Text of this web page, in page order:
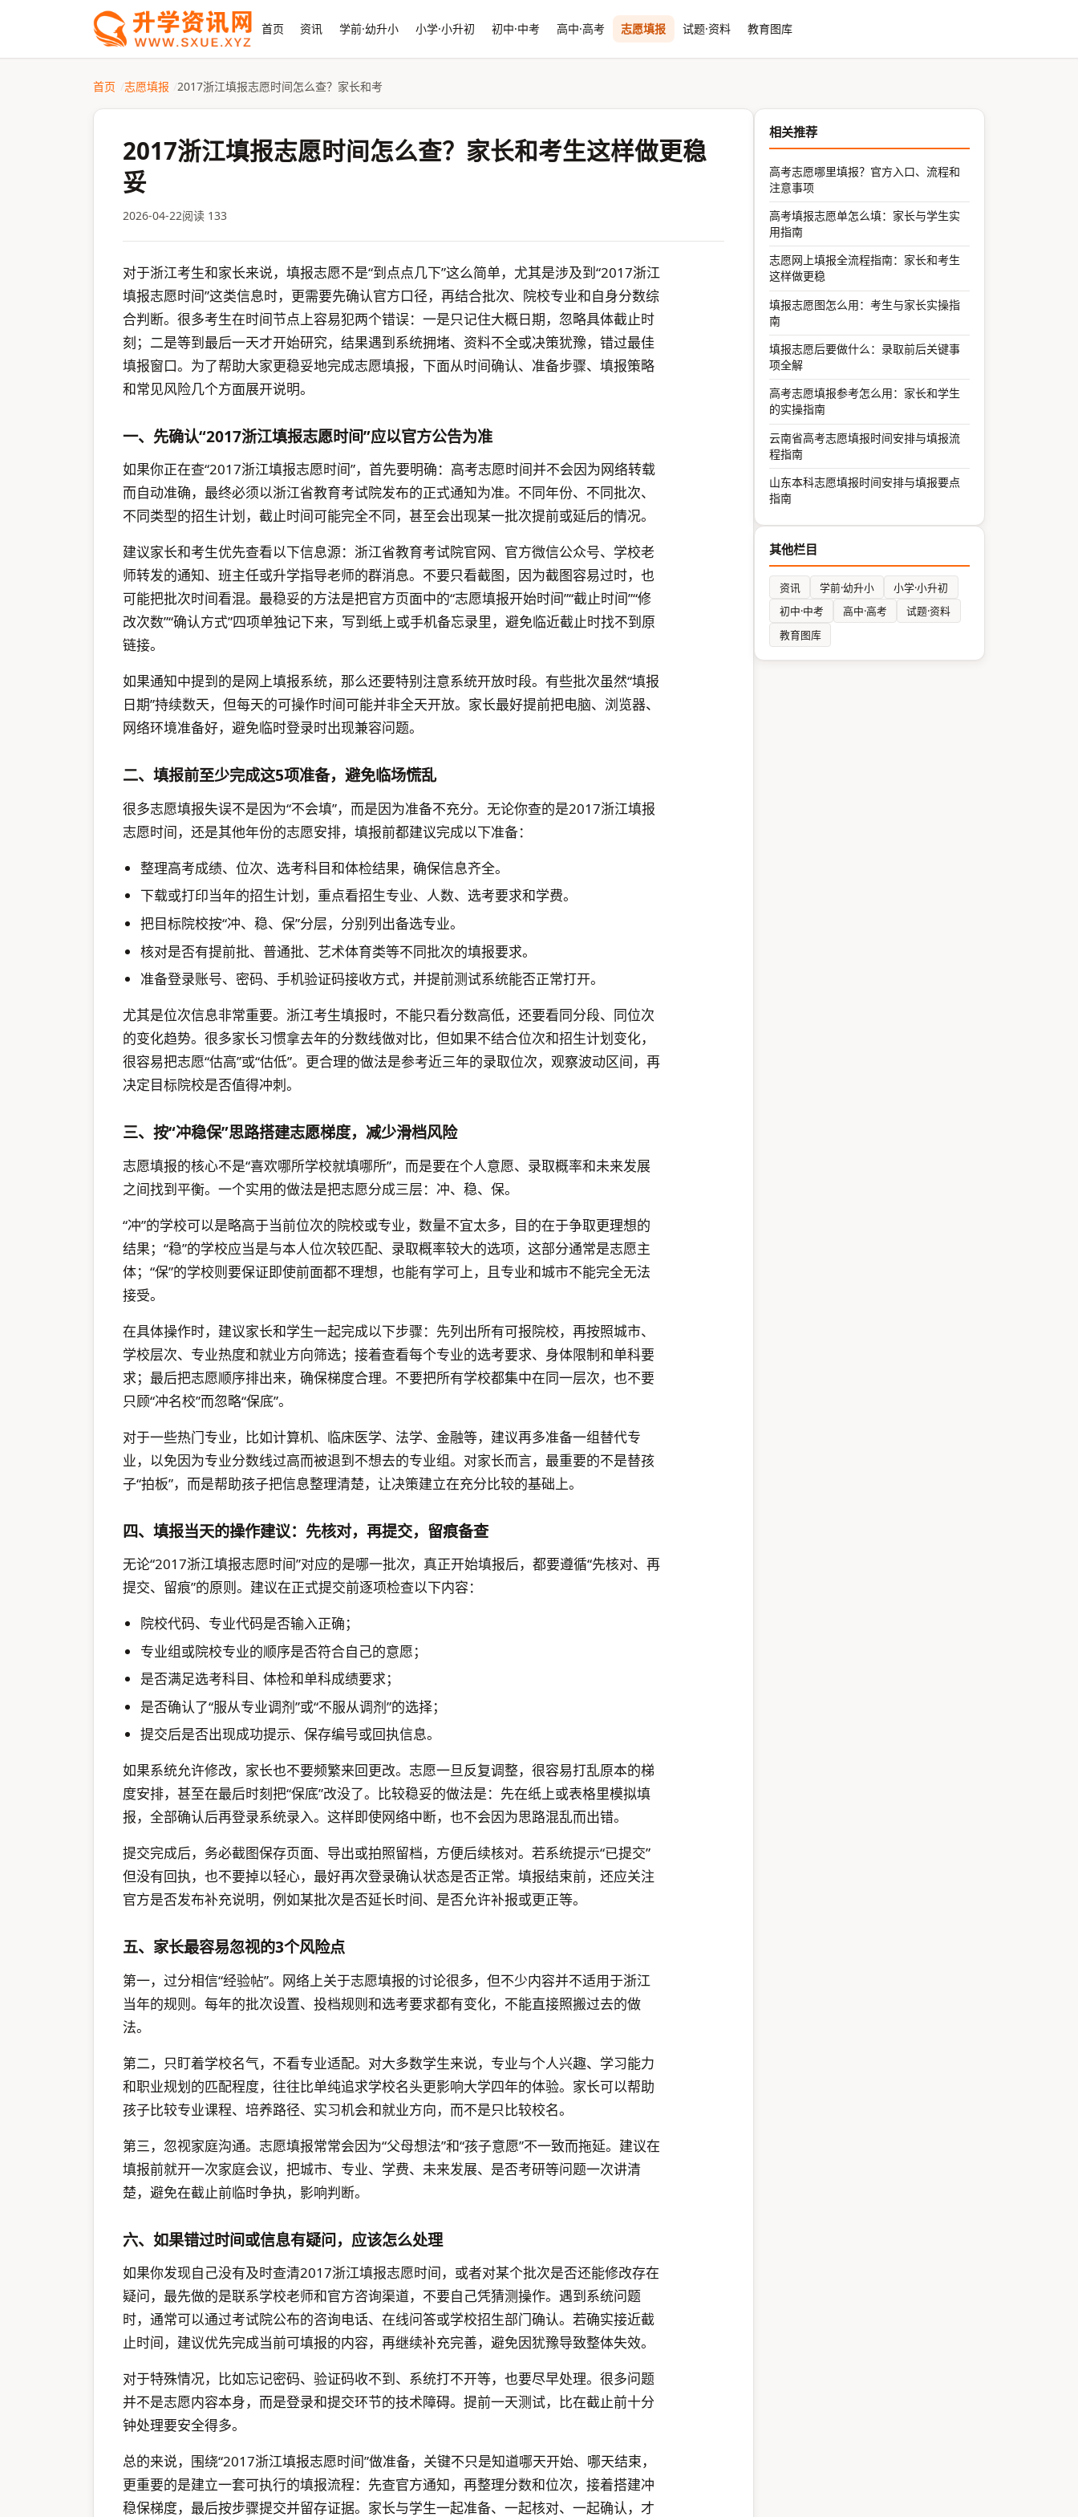
首页 资讯 学前·幼升小 小学·小升初 初中·中考 高中·高考 志愿填报 试题·资料 教育图库
首页 志愿填报 2017浙江填报志愿时间怎么查？家长和考
2017浙江填报志愿时间怎么查？家长和考生这样做更稳
妥
2026-04-22阅读 133
对于浙江考生和家长来说，填报志愿不是“到点点几下”这么简单，尤其是涉及到“2017浙江
填报志愿时间”这类信息时，更需要先确认官方口径，再结合批次、院校专业和自身分数综
合判断。很多考生在时间节点上容易犯两个错误：一是只记住大概日期，忽略具体截止时
刻；二是等到最后一天才开始研究，结果遇到系统拥堵、资料不全或决策犹豫，错过最佳
填报窗口。为了帮助大家更稳妥地完成志愿填报，下面从时间确认、准备步骤、填报策略
和常见风险几个方面展开说明。
一、先确认“2017浙江填报志愿时间”应以官方公告为准
如果你正在查“2017浙江填报志愿时间”，首先要明确：高考志愿时间并不会因为网络转载
而自动准确，最终必须以浙江省教育考试院发布的正式通知为准。不同年份、不同批次、
不同类型的招生计划，截止时间可能完全不同，甚至会出现某一批次提前或延后的情况。
建议家长和考生优先查看以下信息源：浙江省教育考试院官网、官方微信公众号、学校老
师转发的通知、班主任或升学指导老师的群消息。不要只看截图，因为截图容易过时，也
可能把批次时间看混。最稳妥的方法是把官方页面中的“志愿填报开始时间”“截止时间”“修
改次数”“确认方式”四项单独记下来，写到纸上或手机备忘录里，避免临近截止时找不到原
链接。
如果通知中提到的是网上填报系统，那么还要特别注意系统开放时段。有些批次虽然“填报
日期”持续数天，但每天的可操作时间可能并非全天开放。家长最好提前把电脑、浏览器、
网络环境准备好，避免临时登录时出现兼容问题。
二、填报前至少完成这5项准备，避免临场慌乱
很多志愿填报失误不是因为“不会填”，而是因为准备不充分。无论你查的是2017浙江填报
志愿时间，还是其他年份的志愿安排，填报前都建议完成以下准备：
整理高考成绩、位次、选考科目和体检结果，确保信息齐全。
下载或打印当年的招生计划，重点看招生专业、人数、选考要求和学费。
把目标院校按“冲、稳、保”分层，分别列出备选专业。
核对是否有提前批、普通批、艺术体育类等不同批次的填报要求。
准备登录账号、密码、手机验证码接收方式，并提前测试系统能否正常打开。
尤其是位次信息非常重要。浙江考生填报时，不能只看分数高低，还要看同分段、同位次
的变化趋势。很多家长习惯拿去年的分数线做对比，但如果不结合位次和招生计划变化，
很容易把志愿“估高”或“估低”。更合理的做法是参考近三年的录取位次，观察波动区间，再
决定目标院校是否值得冲刺。
三、按“冲稳保”思路搭建志愿梯度，减少滑档风险
志愿填报的核心不是“喜欢哪所学校就填哪所”，而是要在个人意愿、录取概率和未来发展
之间找到平衡。一个实用的做法是把志愿分成三层：冲、稳、保。
“冲”的学校可以是略高于当前位次的院校或专业，数量不宜太多，目的在于争取更理想的
结果；“稳”的学校应当是与本人位次较匹配、录取概率较大的选项，这部分通常是志愿主
体；“保”的学校则要保证即使前面都不理想，也能有学可上，且专业和城市不能完全无法
接受。
在具体操作时，建议家长和学生一起完成以下步骤：先列出所有可报院校，再按照城市、
学校层次、专业热度和就业方向筛选；接着查看每个专业的选考要求、身体限制和单科要
求；最后把志愿顺序排出来，确保梯度合理。不要把所有学校都集中在同一层次，也不要
只顾“冲名校”而忽略“保底”。
对于一些热门专业，比如计算机、临床医学、法学、金融等，建议再多准备一组替代专
业，以免因为专业分数线过高而被退到不想去的专业组。对家长而言，最重要的不是替孩
子“拍板”，而是帮助孩子把信息整理清楚，让决策建立在充分比较的基础上。
四、填报当天的操作建议：先核对，再提交，留痕备查
无论“2017浙江填报志愿时间”对应的是哪一批次，真正开始填报后，都要遵循“先核对、再
提交、留痕”的原则。建议在正式提交前逐项检查以下内容：
院校代码、专业代码是否输入正确；
专业组或院校专业的顺序是否符合自己的意愿；
是否满足选考科目、体检和单科成绩要求；
是否确认了“服从专业调剂”或“不服从调剂”的选择；
提交后是否出现成功提示、保存编号或回执信息。
如果系统允许修改，家长也不要频繁来回更改。志愿一旦反复调整，很容易打乱原本的梯
度安排，甚至在最后时刻把“保底”改没了。比较稳妥的做法是：先在纸上或表格里模拟填
报，全部确认后再登录系统录入。这样即使网络中断，也不会因为思路混乱而出错。
提交完成后，务必截图保存页面、导出或拍照留档，方便后续核对。若系统提示“已提交”
但没有回执，也不要掉以轻心，最好再次登录确认状态是否正常。填报结束前，还应关注
官方是否发布补充说明，例如某批次是否延长时间、是否允许补报或更正等。
五、家长最容易忽视的3个风险点
第一，过分相信“经验帖”。网络上关于志愿填报的讨论很多，但不少内容并不适用于浙江
当年的规则。每年的批次设置、投档规则和选考要求都有变化，不能直接照搬过去的做
法。
第二，只盯着学校名气，不看专业适配。对大多数学生来说，专业与个人兴趣、学习能力
和职业规划的匹配程度，往往比单纯追求学校名头更影响大学四年的体验。家长可以帮助
孩子比较专业课程、培养路径、实习机会和就业方向，而不是只比较校名。
第三，忽视家庭沟通。志愿填报常常会因为“父母想法”和“孩子意愿”不一致而拖延。建议在
填报前就开一次家庭会议，把城市、专业、学费、未来发展、是否考研等问题一次讲清
楚，避免在截止前临时争执，影响判断。
六、如果错过时间或信息有疑问，应该怎么处理
如果你发现自己没有及时查清2017浙江填报志愿时间，或者对某个批次是否还能修改存在
疑问，最先做的是联系学校老师和官方咨询渠道，不要自己凭猜测操作。遇到系统问题
时，通常可以通过考试院公布的咨询电话、在线问答或学校招生部门确认。若确实接近截
止时间，建议优先完成当前可填报的内容，再继续补充完善，避免因犹豫导致整体失效。
对于特殊情况，比如忘记密码、验证码收不到、系统打不开等，也要尽早处理。很多问题
并不是志愿内容本身，而是登录和提交环节的技术障碍。提前一天测试，比在截止前十分
钟处理要安全得多。
总的来说，围绕“2017浙江填报志愿时间”做准备，关键不只是知道哪天开始、哪天结束，
更重要的是建立一套可执行的填报流程：先查官方通知，再整理分数和位次，接着搭建冲
稳保梯度，最后按步骤提交并留存证据。家长与学生一起准备、一起核对、一起确认，才
相关推荐
高考志愿哪里填报？官方入口、流程和
注意事项
高考填报志愿单怎么填：家长与学生实
用指南
志愿网上填报全流程指南：家长和考生
这样做更稳
填报志愿图怎么用：考生与家长实操指
南
填报志愿后要做什么：录取前后关键事
项全解
高考志愿填报参考怎么用：家长和学生
的实操指南
云南省高考志愿填报时间安排与填报流
程指南
山东本科志愿填报时间安排与填报要点
指南
其他栏目
资讯 学前·幼升小
小学·小升初
初中·中考
高中·高考
试题·资料
教育图库